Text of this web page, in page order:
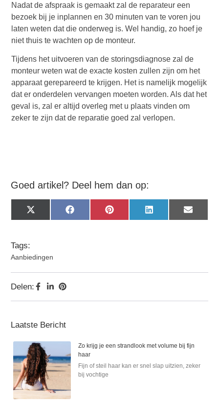
Nadat de afspraak is gemaakt zal de reparateur een
bezoek bij je inplannen en 30 minuten van te voren jou
laten weten dat die onderweg is. Wel handig, zo hoef je
niet thuis te wachten op de monteur.
Tijdens het uitvoeren van de storingsdiagnose zal de
monteur weten wat de exacte kosten zullen zijn om het
apparaat gerepareerd te krijgen. Het is namelijk mogelijk
dat er onderdelen vervangen moeten worden. Als dat het
geval is, zal er altijd overleg met u plaats vinden om
zeker te zijn dat de reparatie goed zal verlopen.
Goed artikel? Deel hem dan op:
X
(Twitter)
Facebook Pinterest LinkedIn Email
Tags:
Aanbiedingen
Delen:
Laatste Bericht
Zo krijg je een strandlook met volume bij fijn
haar
Fijn of steil haar kan er snel slap uitzien, zeker
bij vochtige